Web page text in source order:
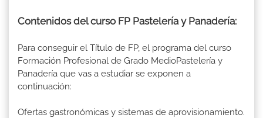
Contenidos del curso FP Pastelería y Panadería:
Para conseguir el Título de FP, el programa del curso
Formación Profesional de Grado MedioPastelería y
Panadería que vas a estudiar se exponen a
continuación:
Ofertas gastronómicas y sistemas de aprovisionamiento.